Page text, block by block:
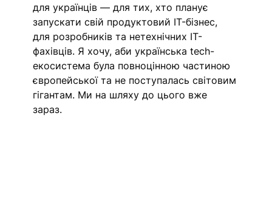
для українців — для тих, хто планує
запускати свій продуктовий IT-бізнес,
для розробників та нетехнічних IT-
фахівців. Я хочу, аби українська tech-
екосистема була повноцінною частиною
європейської та не поступалась світовим
гігантам. Ми на шляху до цього вже
зараз.